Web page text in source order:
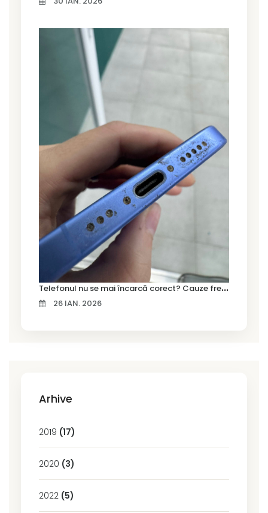
T
elefonul nu se mai încarcă corect? Cauze frecvente și soluții la service în Timișoara
26 IAN. 2026
Arhive
2019 (17)
2020 (3)
2022 (5)